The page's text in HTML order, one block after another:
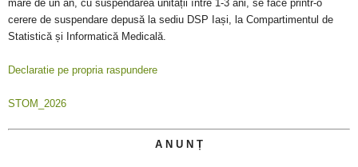
mare de un an, cu suspendarea unității între 1-3 ani, se face printr-o
cerere de suspendare depusă la sediu DSP Iași, la Compartimentul de
Statistică și Informatică Medicală.
Declaratie pe propria raspundere
STOM_2026
A N U N Ț